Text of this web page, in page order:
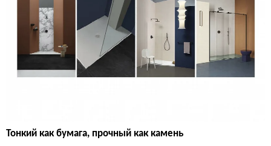
Тонкий как бумага, прочный как камень